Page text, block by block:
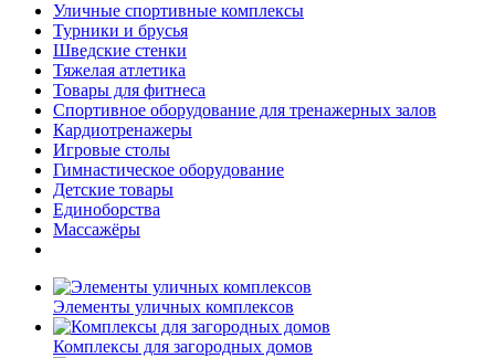
Уличные спортивные комплексы
Турники и брусья
Шведские стенки
Тяжелая атлетика
Товары для фитнеса
Спортивное оборудование для тренажерных залов
Кардиотренажеры
Игровые столы
Гимнастическое оборудование
Детские товары
Единоборства
Массажёры
Элементы уличных комплексов
Комплексы для загородных домов